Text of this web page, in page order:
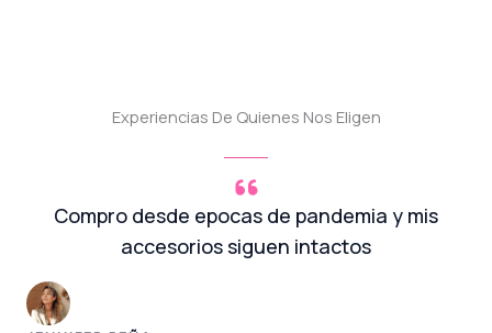
Experiencias De Quienes Nos Eligen
Compro desde epocas de pandemia y mis
accesorios siguen intactos